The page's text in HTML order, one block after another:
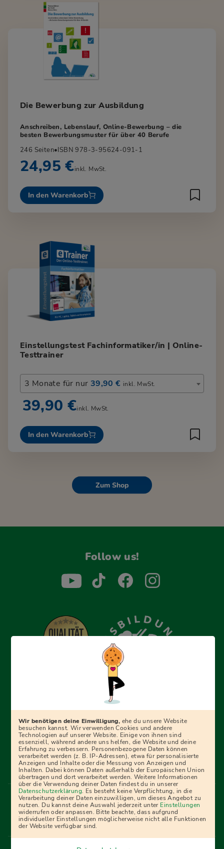
Die Bewerbung zur Ausbildung
Anschreiben, Lebenslauf, Online-Bewerbung – die
besten Bewerbungsmuster für über 40 Berufe
246 Seiten•ISBN 978-3-95624-091-1
24,95 €inkl. MwSt.
In den Warenkorb
Einstellungstest Fachinformatiker/in | Online-
Testtrainer
3 Monate für nur 39,90 € inkl. MwSt.
39,90 €inkl. MwSt.
In den Warenkorb
Zum Shop
Follow us!
Erfolgreich bewerben mit Ausbildungspark: Wir
begleiten dich Schritt für Schritt bei deinem Start in den
Ratgebern und Prüfungspaketen, interaktiven
Videokursen und vielem mehr. Für alle, die was werden
wollen!
Menü Fußleiste
Impressum Bildquellen Presse
Mediadaten
Partner
AGB Datenschutz
Widerrufsbelehrung
Bestellung
Affiliate Partner Cookies
Wir benötigen deine Einwilligung, ehe du unsere Website
besuchen kannst. Wir verwenden Cookies und andere
Technologien auf unserer Website. Einige von ihnen sind
essenziell, während andere uns helfen, die Website und deine
Erfahrung zu verbessern. Personenbezogene Daten können
verarbeitet werden (z. B. IP-Adressen), etwa für personalisierte
Anzeigen und Inhalte oder die Messung von Anzeigen und
Inhalten. Dabei können Daten außerhalb der Europäischen Union
übertragen und dort verarbeitet werden. Weitere Informationen
über die Verwendung deiner Daten findest du in unserer
Datenschutzerklärung. Es besteht keine Verpflichtung, in die
Verarbeitung deiner Daten einzuwilligen, um dieses Angebot zu
nutzen. Du kannst deine Auswahl jederzeit unter Einstellungen
widerrufen oder anpassen. Bitte beachte, dass aufgrund
individueller Einstellungen möglicherweise nicht alle Funktionen
der Website verfügbar sind.